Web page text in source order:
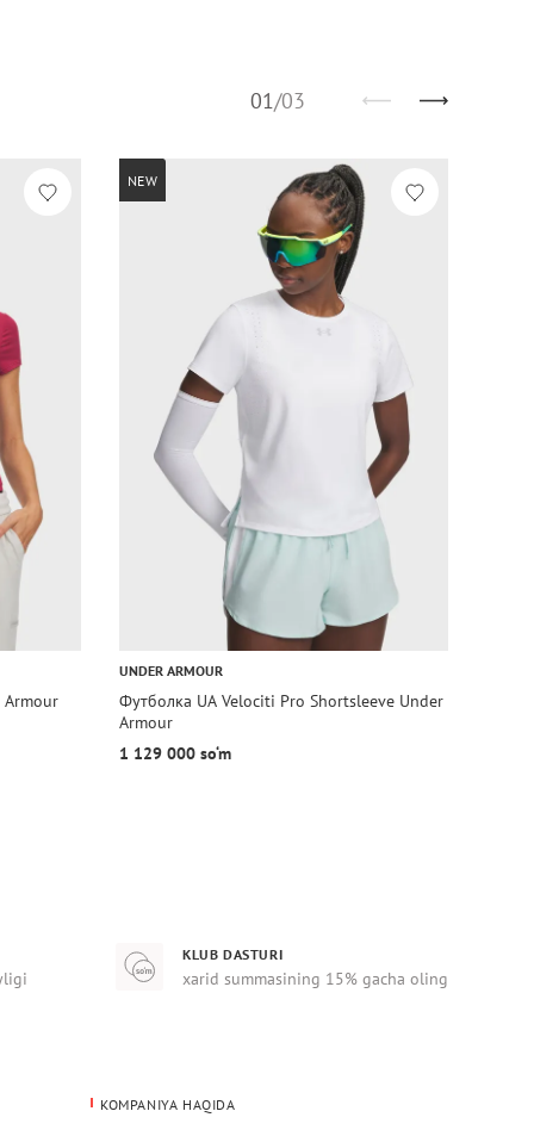
01/03
Armour
NEW
UNDER ARMOUR
Футболка UA Velociti Pro Shortsleeve Under
Armour
1 129 000 so‘m
KLUB DASTURI
xarid summasining 15% gacha oling
KOMPANIYA HAQIDA